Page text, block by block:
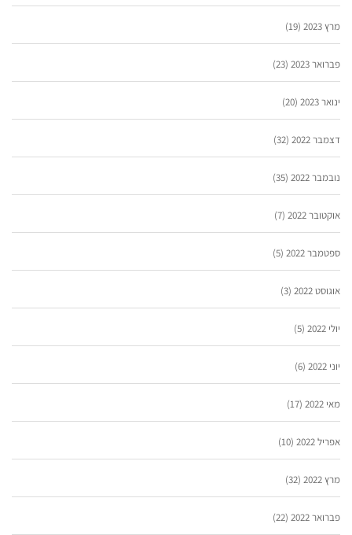
מרץ 2023 (19)
פברואר 2023 (23)
ינואר 2023 (20)
דצמבר 2022 (32)
נובמבר 2022 (35)
אוקטובר 2022 (7)
ספטמבר 2022 (5)
אוגוסט 2022 (3)
יולי 2022 (5)
יוני 2022 (6)
מאי 2022 (17)
אפריל 2022 (10)
מרץ 2022 (32)
פברואר 2022 (22)